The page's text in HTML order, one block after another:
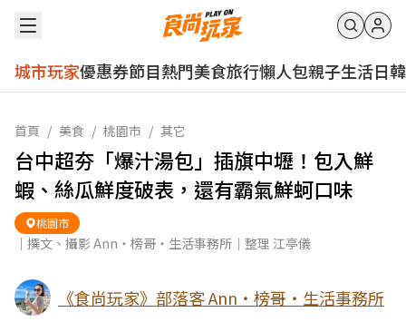
城市玩家優惠券節目熱門美食旅行懶人包親子生活日韓
首頁 / 美食 / 桃園市 / 其它
台中超夯「爆汁湯包」插旗中壢！包入鮮
蝦、絲瓜鮮度破表，還有霸氣鮮蚵口味
桃園市
｜撰文、攝影 Ann‧榜哥‧生活事務所｜整理 江亭儀
《食尚玩家》部落客 Ann‧榜哥‧生活事務所